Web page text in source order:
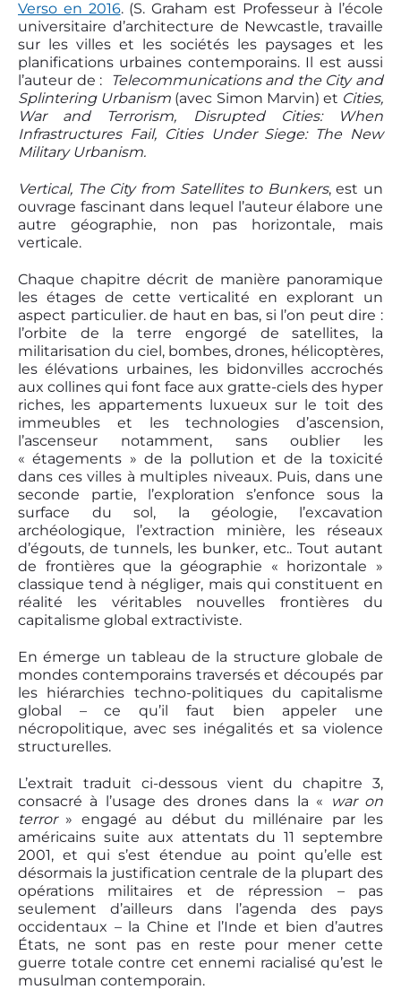
Verso en 2016. (S. Graham est Professeur à l’école
universitaire d’architecture de Newcastle, travaille
sur les villes et les sociétés les paysages et les
planifications urbaines contemporains. Il est aussi
l’auteur de :
Telecommunications and the City and
Splintering Urbanism (avec Simon Marvin) et Cities,
War and Terrorism, Disrupted Cities: When
Infrastructures Fail, Cities Under Siege: The New
Military Urbanism.
Vertical, The City from Satellites to Bunkers, est un
ouvrage fascinant dans lequel l’auteur élabore une
autre géographie, non pas horizontale, mais
verticale.
Chaque chapitre décrit de manière panoramique
les étages de cette verticalité en explorant un
aspect particulier. de haut en bas, si l’on peut dire :
l’orbite de la terre engorgé de satellites, la
militarisation du ciel, bombes, drones, hélicoptères,
les élévations urbaines, les bidonvilles accrochés
aux collines qui font face aux gratte-ciels des hyper
riches, les appartements luxueux sur le toit des
immeubles et les technologies d’ascension,
l’ascenseur notamment, sans oublier les
« étagements » de la pollution et de la toxicité
dans ces villes à multiples niveaux. Puis, dans une
seconde partie, l’exploration s’enfonce sous la
surface du sol, la géologie, l’excavation
archéologique, l’extraction minière, les réseaux
d’égouts, de tunnels, les bunker, etc.. Tout autant
de frontières que la géographie « horizontale »
classique tend à négliger, mais qui constituent en
réalité les véritables nouvelles frontières du
capitalisme global extractiviste.
En émerge un tableau de la structure globale de
mondes contemporains traversés et découpés par
les hiérarchies techno-politiques du capitalisme
global – ce qu’il faut bien appeler une
nécropolitique, avec ses inégalités et sa violence
structurelles.
L’extrait traduit ci-dessous vient du chapitre 3,
consacré à l’usage des drones dans la «
war on
terror» engagé au début du millénaire par les
américains suite aux attentats du 11 septembre
2001, et qui s’est étendue au point qu’elle est
désormais la justification centrale de la plupart des
opérations militaires et de répression – pas
seulement d’ailleurs dans l’agenda des pays
occidentaux – la Chine et l’Inde et bien d’autres
États, ne sont pas en reste pour mener cette
guerre totale contre cet ennemi racialisé qu’est le
musulman contemporain.